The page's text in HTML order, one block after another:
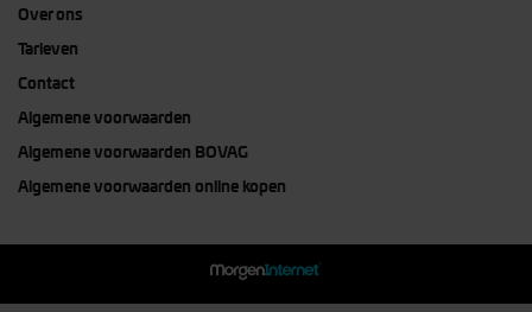
Over ons
Tarieven
Contact
Algemene voorwaarden
Algemene voorwaarden BOVAG
Algemene voorwaarden online kopen